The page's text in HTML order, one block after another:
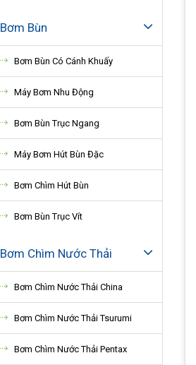
Bơm Bùn
Bơm Bùn Có Cánh Khuấy
Máy Bơm Nhu Động
Bơm Bùn Trục Ngang
Máy Bơm Hút Bùn Đặc
Bơm Chìm Hút Bùn
Bơm Bùn Trục Vít
Bơm Chìm Nước Thải
Bơm Chìm Nước Thải China
Bơm Chìm Nước Thải Tsurumi
Bơm Chìm Nước Thải Pentax